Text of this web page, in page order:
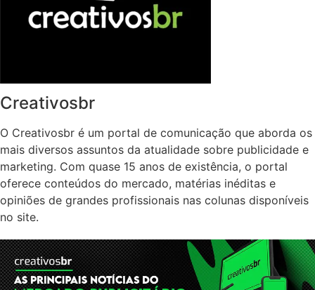
Creativosbr
O Creativosbr é um portal de comunicação que aborda os
mais diversos assuntos da atualidade sobre publicidade e
marketing. Com quase 15 anos de existência, o portal
oferece conteúdos do mercado, matérias inéditas e
opiniões de grandes profissionais nas colunas disponíveis
no site.